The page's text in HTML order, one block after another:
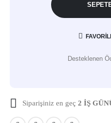
Desteklenen
Siparişiniz en geç 2 İŞ